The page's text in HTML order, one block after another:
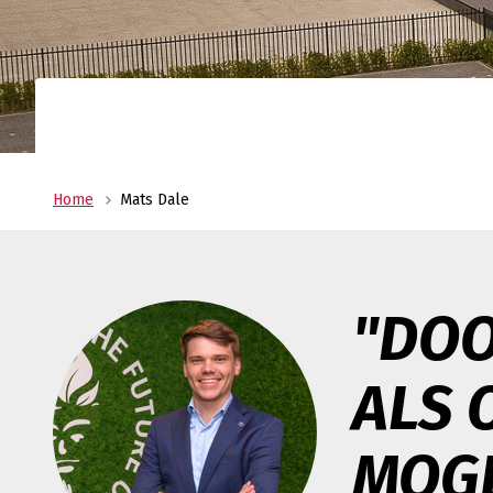
Uw allround logistiek dienstverlener met
wereldwijd netwerk? Oldenburger|Fritom
beste logistieke oplossing voor uw
Home Mats Dale
ALS